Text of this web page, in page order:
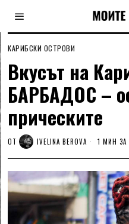
КАРИБСКИ ОСТРОВИ
Вкусът на
БАРБАДОС –
прическите
ОТ IVELINA BEROVA 1 МИН ЗА